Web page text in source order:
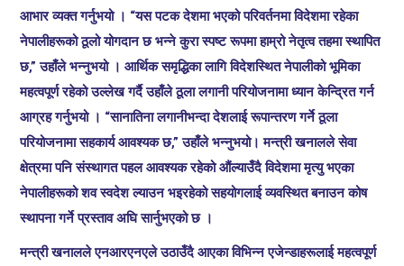
आभार व्यक्त गर्नुभयो । “यस पटक देशमा भएको परिवर्तनमा विदेशमा रहेका
नेपालीहरूको ठूलो योगदान छ भन्ने कुरा स्पष्ट रूपमा हाम्रो नेतृत्व तहमा स्थापित
छ,” उहाँले भन्नुभयो । आर्थिक समृद्धिका लागि विदेशस्थित नेपालीको भूमिका
महत्वपूर्ण रहेको उल्लेख गर्दै उहाँले ठूला लगानी परियोजनामा ध्यान केन्द्रित गर्न
आग्रह गर्नुभयो । “सानातिना लगानीभन्दा देशलाई रूपान्तरण गर्ने ठूला
परियोजनामा सहकार्य आवश्यक छ,” उहाँले भन्नुभयो। मन्त्री खनालले सेवा
क्षेत्रमा पनि संस्थागत पहल आवश्यक रहेको औंल्याउँदै विदेशमा मृत्यु भएका
नेपालीहरूको शव स्वदेश ल्याउन भइरहेको सहयोगलाई व्यवस्थित बनाउन कोष
स्थापना गर्ने प्रस्ताव अघि सार्नुभएको छ ।
मन्त्री खनालले एनआरएनएले उठाउँदै आएका विभिन्न एजेन्डाहरूलाई महत्वपूर्ण